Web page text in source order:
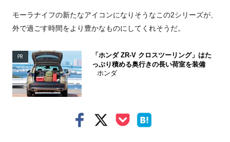
モーラナイフの新たなアイコンになりそうなこの2シリーズが、
外で過ごす時間をより豊かなものにしてくれそうだ。
PR
「ホンダ ZR-V クロスツーリング」はた
っぷり積める奥行きの長い荷室を装備
ホンダ